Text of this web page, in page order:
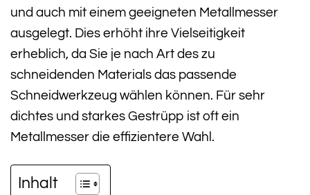
und auch mit einem geeigneten Metallmesser
ausgelegt. Dies erhöht ihre Vielseitigkeit
erheblich, da Sie je nach Art des zu
schneidenden Materials das passende
Schneidwerkzeug wählen können. Für sehr
dichtes und starkes Gestrüpp ist oft ein
Metallmesser die effizientere Wahl.
Inhalt